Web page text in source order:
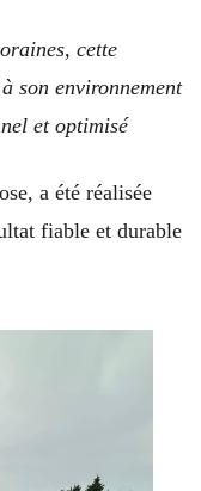
cette
son environnement
et optimisé
a été réalisée
fiable et durable